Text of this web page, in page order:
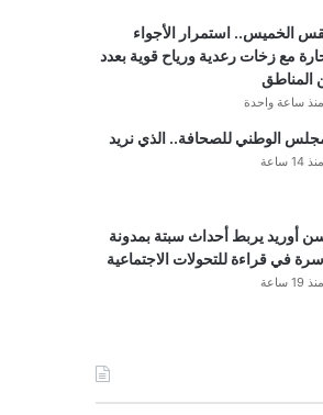
الخميس.. استمرار الأجواء
مع زخات رعدية ورياح قوية بعدد
المناطق
منذ ساعة واحدة
الوطني للصحافة.. الذي نريد
منذ 14 ساعة
أوريد يربط أحداث سبتة بمدونة
في قراءة للتحولات الاجتماعية
منذ 19 ساعة